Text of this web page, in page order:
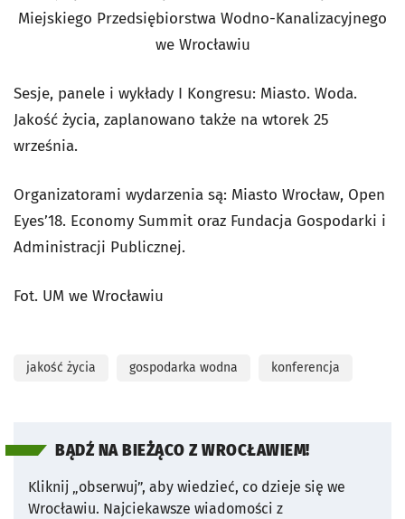
Miejskiego Przedsiębiorstwa Wodno-Kanalizacyjnego
we Wrocławiu
Sesje, panele i wykłady I Kongresu: Miasto. Woda.
Jakość życia, zaplanowano także na wtorek 25
września.
Organizatorami wydarzenia są: Miasto Wrocław, Open
Eyes’18. Economy Summit oraz Fundacja Gospodarki i
Administracji Publicznej.
Fot. UM we Wrocławiu
jakość życia gospodarka wodna konferencja
BĄDŹ NA BIEŻĄCO Z WROCŁAWIEM!
Kliknij „obserwuj”, aby wiedzieć, co dzieje się we
Wrocławiu. Najciekawsze wiadomości z